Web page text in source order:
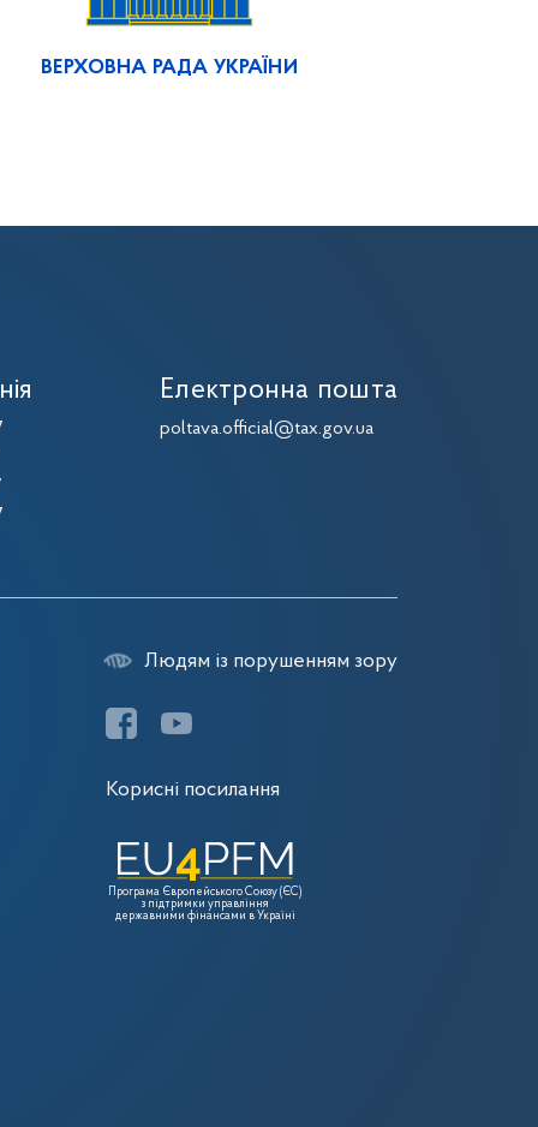
ВЕРХОВНА РАДА УКРАЇНИ
Електронна пошта
poltava.official@tax.gov.ua
Людям із порушенням зору
Корисні посилання
Програма Європейського Союзу (ЄС)
з підтримки управління
державними фінансами в Україні